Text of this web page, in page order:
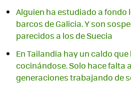
Alguien ha estudiado a fondo
barcos de Galicia. Y son
parecidos a los de Suecia
En Tailandia hay un caldo que
cocinándose. Solo hace falta
generaciones trabajando de